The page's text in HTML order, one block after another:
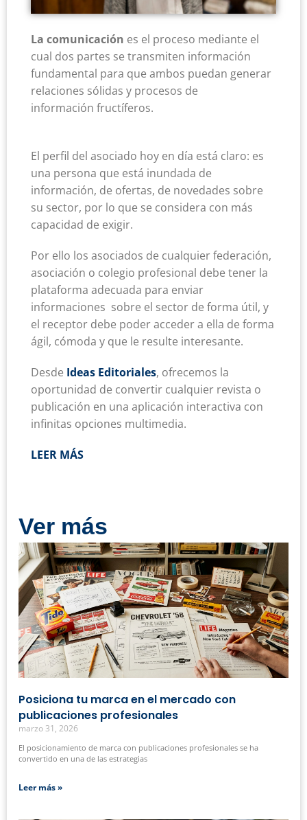
La comunicación es el proceso mediante el
cual dos partes se transmiten información
fundamental para que ambos puedan generar
relaciones sólidas y procesos de
información fructíferos.
El perfil del asociado hoy en día está claro: es
una persona que está inundada de
información, de ofertas, de novedades sobre
su sector, por lo que se considera con más
capacidad de exigir.
Por ello los asociados de cualquier federación,
asociación o colegio profesional debe tener la
plataforma adecuada para enviar
informaciones sobre el sector de forma útil, y
el receptor debe poder acceder a ella de forma
ágil, cómoda y que le resulte interesante.
Desde Ideas Editoriales, ofrecemos la
oportunidad de convertir cualquier revista o
publicación en una aplicación interactiva con
infinitas opciones multimedia.
LEER MÁS
Ver más
Posiciona tu marca en el mercado con
publicaciones profesionales
marzo 31, 2026
El posicionamiento de marca con publicaciones profesionales se ha
convertido en una de las estrategias
Leer más »